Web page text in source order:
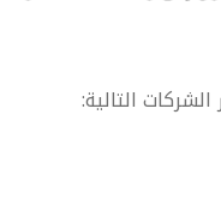
التالية: